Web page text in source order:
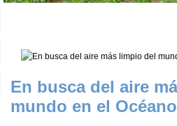
En busca del aire
mundo en el